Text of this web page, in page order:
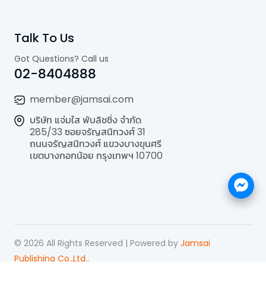
Talk To Us
Got Questions? Call us
02-8404888
member@jamsai.com
บริษัท แจ่มใส พับลิชชิ่ง จำกัด
285/33 ซอยจรัญสนิทวงศ์ 31
ถนนจรัญสนิทวงศ์ แขวงบางขุนศรี
เขตบางกอกน้อย กรุงเทพฯ 10700
© 2026 All Rights Reserved | Powered by Jamsai
Publishing Co.,Ltd..